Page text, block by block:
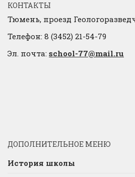
КОНТАКТЫ
Тюмень, проезд
Телефон: 8 (3452) 21-54-79
Эл. почта: school-77@mail.ru
ДОПОЛНИТЕЛЬНОЕ МЕНЮ
История школы